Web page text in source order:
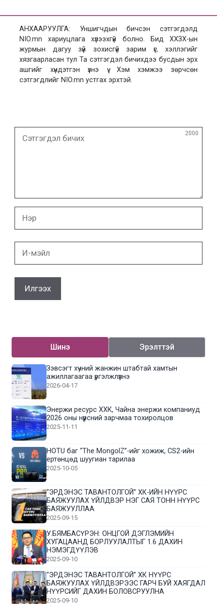
АНХААРУУЛГА: Уншигчдын бичсэн сэтгэгдэлд
NIO.mn хариуцлага хүлээхгүй болно. Бид ХХЗХ-ын
журмын дагуу зүй зохисгүй зарим үг, хэллэгийг
хязгаарласан тул Та сэтгэгдэл бичихдээ бусдын эрх
ашгийг хүндэтгэн үзнэ үү. Хэм хэмжээ зөрчсөн
сэтгэгдлийг NIO.mn устгах эрхтэй.
бичих
2000
Шинэ Эрэлттэй
Зэвсэгт хүчний жанжин штабтай хамтын
ажиллагаагаа үргэлжлүүлнэ
2026-04-17
Энержи ресурс ХХК, Чайна энержи компаниуд
2026 оны нүүрсний зарчмаа тохиролцов
2025-11-11
HOTU баг “The MongolZ”-ийг хожиж, CS2-ийн
ертөнцөд шуугиан тарилаа
2025-10-05
“ЭРДЭНЭС ТАВАНТОЛГОЙ” ХК-ИЙН НҮҮРС
БАЯЖУУЛАХ ҮЙЛДВЭР НЭГ САЯ ТОНН НҮҮРС
БАЯЖУУЛЛАА
2025-09-15
У.БЯМБАСҮРЭН: ОНЦГОЙ ДЭГЛЭМИЙН
ХУГАЦААНД БОРЛУУЛАЛТЫГ 1.6 ДАХИН
НЭМЭГДҮҮЛЭВ
2025-09-10
“ЭРДЭНЭС ТАВАНТОЛГОЙ” ХК НҮҮРС
БАЯЖУУЛАХ ҮЙЛДВЭРЭЭС ГАРЧ БУЙ ХАЯГДАЛ
НҮҮРСИЙГ ДАХИН БОЛОВСРУУЛНА
2025-09-10